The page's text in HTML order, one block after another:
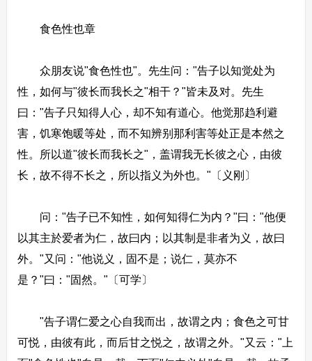
食色性也章
众朋友说"食色性也"。先生问："告子以知觉处为
性，如何与"彼长而我长之"相干？"皆未及对。先生
曰："告子只知得人心，却不知有道心。他觉那趋利避
害，饥寒饱暖等处，而不知辨别那利害等处正是本然之
性。所以道"彼长而我长之"，盖谓我无长彼之心，由彼
长，故不得不长之，所以指义为外也。"〔义刚〕
问："告子已不知性，如何知得仁为内？"曰："他便
以其主於爱者为仁，故曰内；以其制是非者为义，故曰
外。"又问："他说义，固不是；说仁，莫亦不
是？"曰："固然。"〔可学〕
"告子谓仁爱之心自我而出，故谓之内；食色之可甘
可悦，由彼有此，而后甘之悦之，故谓之外。"又云："上